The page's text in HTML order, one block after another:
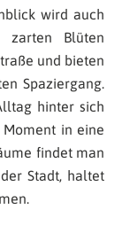
wird auch
zarten Blüten
und bieten
Spaziergang.
hinter sich
in eine
findet man
Stadt, haltet